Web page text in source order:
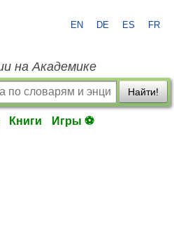
EN DE ES FR
на Академике
Найти!
Книги Игры ⚽